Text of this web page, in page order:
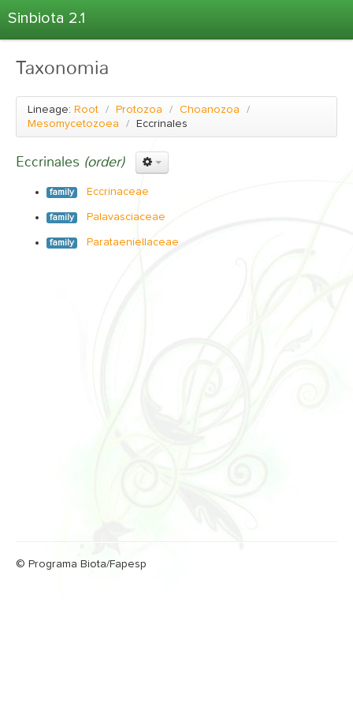
Sinbiota 2.1
Informações Ambientais
Coletas
Projetos
Árvore Taxonômica
Atlas 2.1
Estatísticas
Sobre o Sinbiota
Taxonomia
Lineage: Root / Protozoa / Choanozoa
/
Mesomycetozoea
/ Eccrinales
Eccrinales (order)
family Eccrinaceae
family Palavasciaceae
family Parataeniellaceae
© Programa Biota/Fapesp